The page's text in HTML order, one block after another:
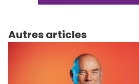
Autres articles